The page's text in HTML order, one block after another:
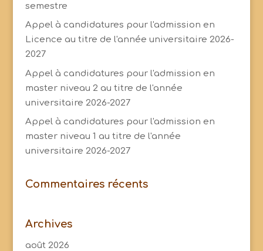
semestre
Appel à candidatures pour l'admission en
Licence au titre de l'année universitaire 2026-
2027
Appel à candidatures pour l'admission en
master niveau 2 au titre de l'année
universitaire 2026-2027
Appel à candidatures pour l'admission en
master niveau 1 au titre de l'année
universitaire 2026-2027
Commentaires récents
Archives
août 2026